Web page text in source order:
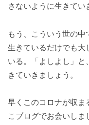
さないように生きてい
もう、こういう世の中
生きているだけでも大
いる。「よしよし」
きていきましょう。
早くこのコロナが収ま
こブログでお会いしま